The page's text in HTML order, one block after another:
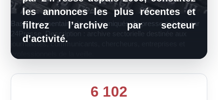
les annonces les plus récentes et
filtrez l’archive par secteur
d’activité.
Base documentaire de communiqués de presse publiée par
24Presse. Description : archive sectorielle destinée aux
journalistes, communicants, chercheurs, entreprises et
professionnels de la veille.
6 102